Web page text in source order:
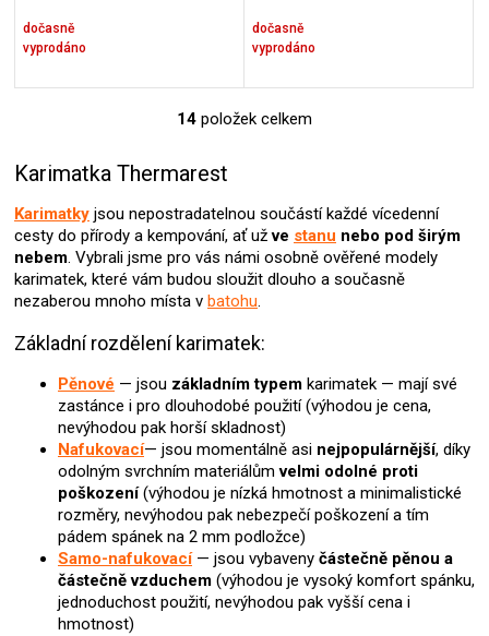
dočasně
vyprodáno
dočasně
vyprodáno
O
d
a
c
í
p
r
v
k
y
v
ý
p
i
s
u
14 položek celkem
Karimatka Thermarest
Karimatky jsou nepostradatelnou součástí každé vícedenní
cesty do přírody a kempování, ať už ve stanu nebo pod širým
nebem. Vybrali jsme pro vás námi osobně ověřené modely
karimatek, které vám budou sloužit dlouho a současně
nezaberou mnoho místa v batohu.
Základní rozdělení karimatek:
Pěnové — jsou základním typem karimatek — mají své
zastánce i pro dlouhodobé použití (výhodou je cena,
nevýhodou pak horší skladnost)
Nafukovací— jsou momentálně asi nejpopulárnější, díky
odolným svrchním materiálům velmi odolné proti
poškození (výhodou je nízká hmotnost a minimalistické
rozměry, nevýhodou pak nebezpečí poškození a tím
pádem spánek na 2 mm podložce)
Samo-nafukovací — jsou vybaveny částečně pěnou a
částečně vzduchem (výhodou je vysoký komfort spánku,
jednoduchost použití, nevýhodou pak vyšší cena i
hmotnost)